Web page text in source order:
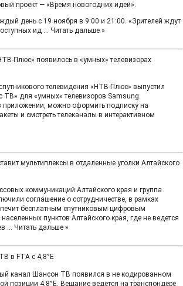
проект — «Время новогодних идей».
день с 19 ноября в 9:00 и 21:00. «Зрителей ждут
ид ... Читать дальше »
Плюс» появилось в «умных» телевизорах
телевидения «НТВ-Плюс» выпустил
для «умных» телевизоров Samsung.
приложении, можно оформить подписку на
и смотреть телеканалы в интерактивном
мультиплексы в отдаленные уголки Алтайского
коммуникаций Алтайского края и группа
соглашение о сотрудничестве, в рамках
бесплатным спутниковым цифровым
пунктов Алтайского края, где не ведется
... Читать дальше »
в FTA с 4,8°E
канал Шансон TВ появился в не кодированном
позиции 4,8°E. Вещание ведется на транспондере